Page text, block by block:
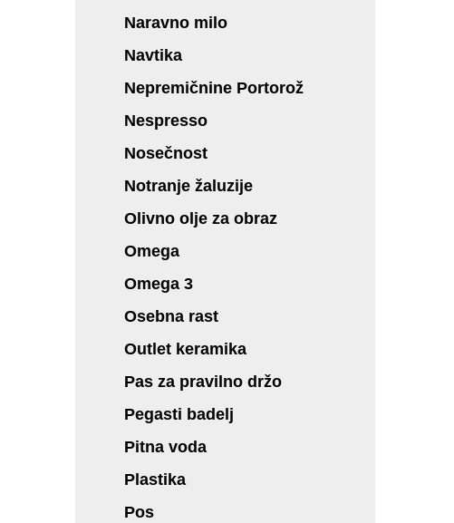
Naravno milo
Navtika
Nepremičnine Portorož
Nespresso
Nosečnost
Notranje žaluzije
Olivno olje za obraz
Omega
Omega 3
Osebna rast
Outlet keramika
Pas za pravilno držo
Pegasti badelj
Pitna voda
Plastika
Pos